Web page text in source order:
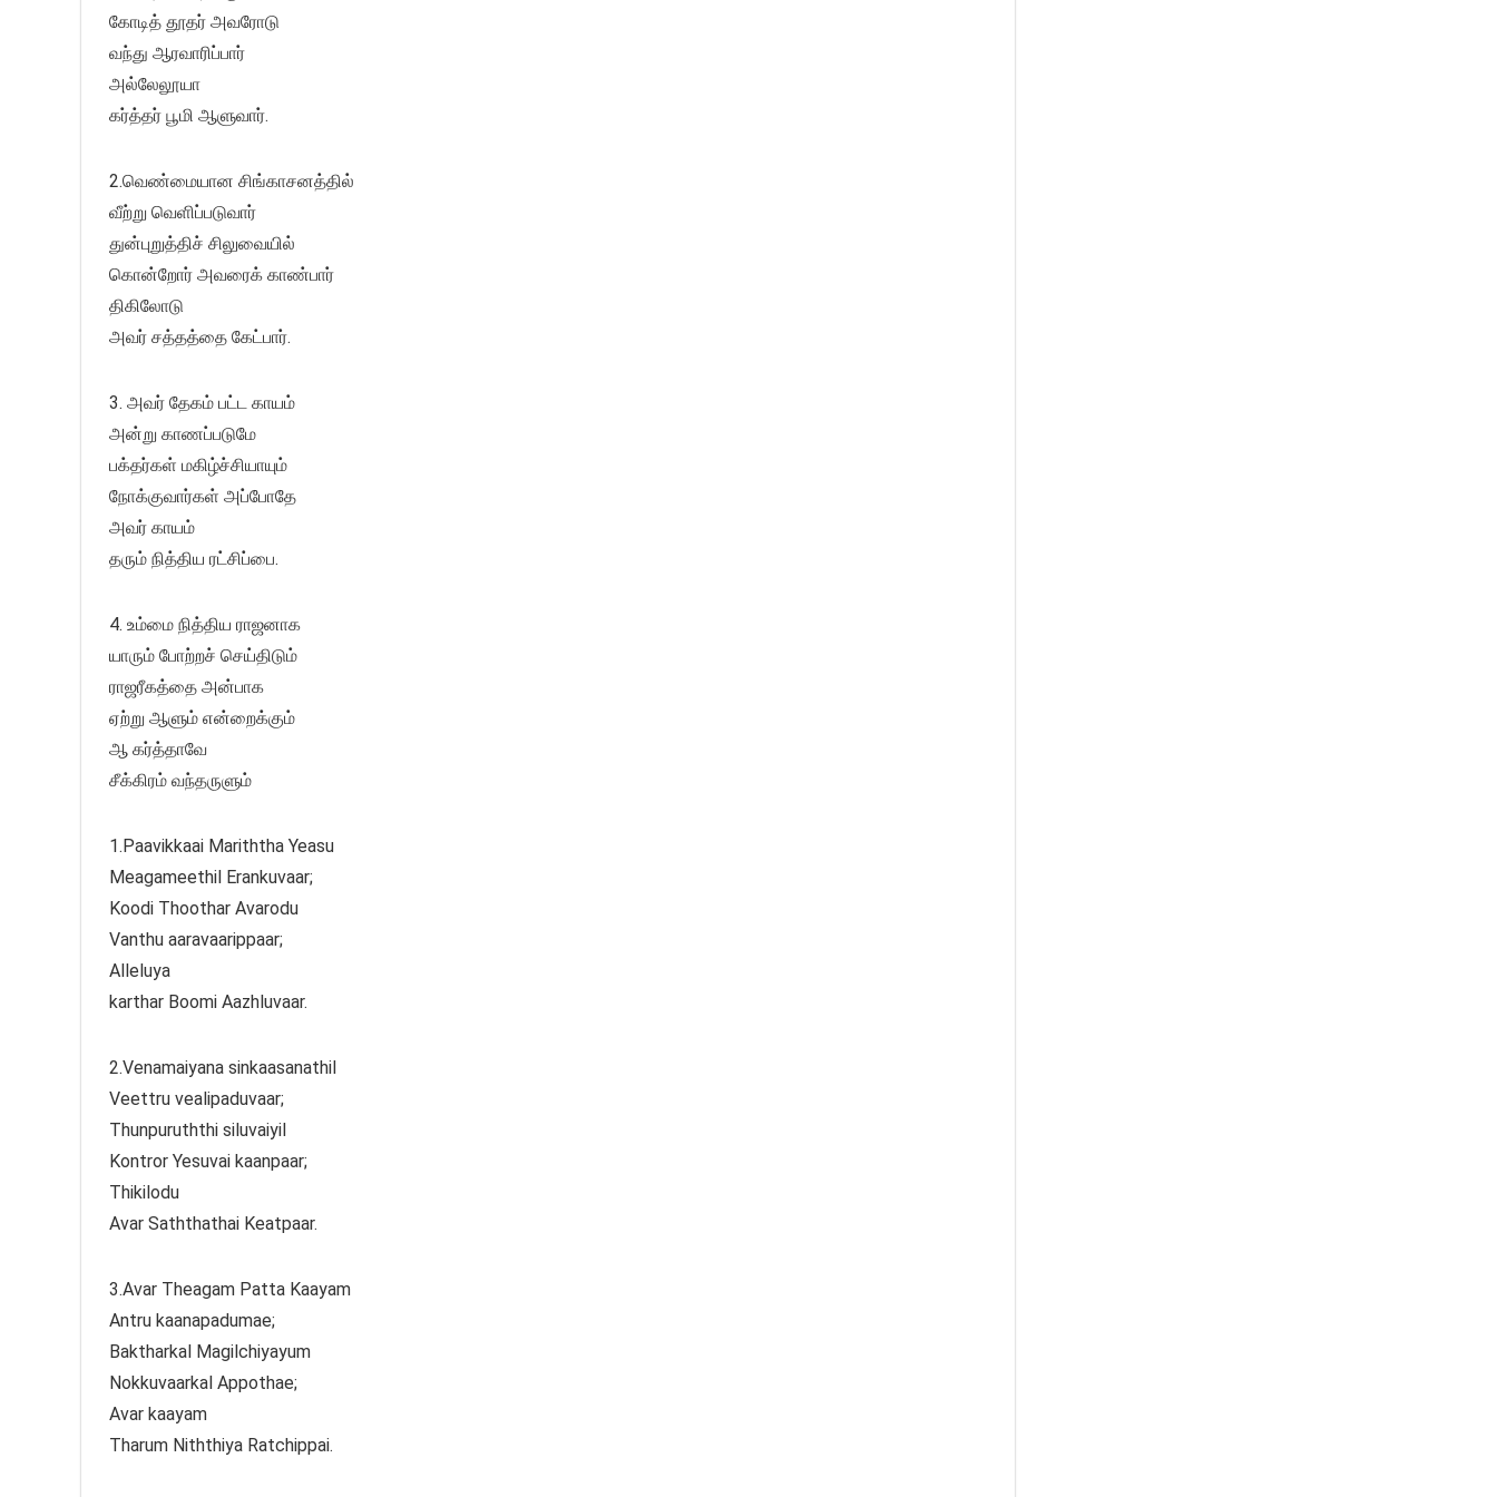
கோடித் தூதர் அவரோடு
வந்து ஆரவாரிப்பார்
அல்லேலூயா
கர்த்தர் பூமி ஆளுவார்.
2.வெண்மையான சிங்காசனத்தில்
வீற்று வெளிப்படுவார்
துன்புறுத்திச் சிலுவையில்
கொன்றோர் அவரைக் காண்பார்
திகிலோடு
அவர் சத்தத்தை கேட்பார்.
3. அவர் தேகம் பட்ட காயம்
அன்று காணப்படுமே
பக்தர்கள் மகிழ்ச்சியாயும்
நோக்குவார்கள் அப்போதே
அவர் காயம்
தரும் நித்திய ரட்சிப்பை.
4. உம்மை நித்திய ராஜனாக
யாரும் போற்றச் செய்திடும்
ராஜரீகத்தை அன்பாக
ஏற்று ஆளும் என்றைக்கும்
ஆ கர்த்தாவே
சீக்கிரம் வந்தருளும்
1.Paavikkaai Mariththa Yeasu
Meagameethil Erankuvaar;
Koodi Thoothar Avarodu
Vanthu aaravaarippaar;
Alleluya
karthar Boomi Aazhluvaar.
2.Venamaiyana sinkaasanathil
Veettru vealipaduvaar;
Thunpuruththi siluvaiyil
Kontror Yesuvai kaanpaar;
Thikilodu
Avar Saththathai Keatpaar.
3.Avar Theagam Patta Kaayam
Antru kaanapadumae;
Baktharkal Magilchiyayum
Nokkuvaarkal Appothae;
Avar kaayam
Tharum Niththiya Ratchippai.